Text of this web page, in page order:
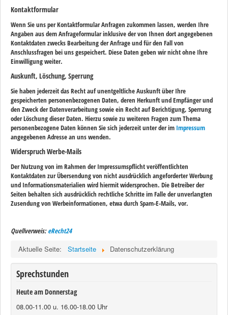
Kontaktformular
Wenn Sie uns per Kontaktformular Anfragen zukommen lassen, werden Ihre
Angaben aus dem Anfrageformular inklusive der von Ihnen dort angegebenen
Kontaktdaten zwecks Bearbeitung der Anfrage und für den Fall von
Anschlussfragen bei uns gespeichert. Diese Daten geben wir nicht ohne Ihre
Einwilligung weiter.
Auskunft, Löschung, Sperrung
Sie haben jederzeit das Recht auf unentgeltliche Auskunft über Ihre
gespeicherten personenbezogenen Daten, deren Herkunft und Empfänger und
den Zweck der Datenverarbeitung sowie ein Recht auf Berichtigung, Sperrung
oder Löschung dieser Daten. Hierzu sowie zu weiteren Fragen zum Thema
personenbezogene Daten können Sie sich jederzeit unter der im Impressum
angegebenen Adresse an uns wenden.
Widerspruch Werbe-Mails
Der Nutzung von im Rahmen der Impressumspflicht veröffentlichten
Kontaktdaten zur Übersendung von nicht ausdrücklich angeforderter Werbung
und Informationsmaterialien wird hiermit widersprochen. Die Betreiber der
Seiten behalten sich ausdrücklich rechtliche Schritte im Falle der unverlangten
Zusendung von Werbeinformationen, etwa durch Spam-E-Mails, vor.
Quellverweis:eRecht24
Aktuelle Seite: Startseite Datenschutzerklärung
Sprechstunden
Heute am Donnerstag
08.00-11.00 u. 16.00-18.00 Uhr